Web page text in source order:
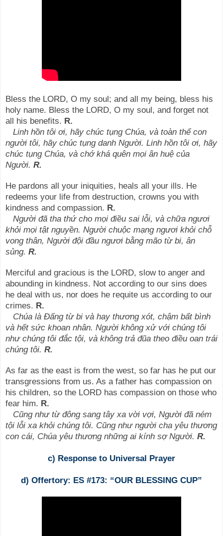
Bless the LORD, O my soul; and all my being, bless his
holy name. Bless the LORD, O my soul, and forget not
all his benefits. R.
Linh hồn tôi ơi, hãy chúc tụng Chúa, và toàn thể con
người tôi, hãy chúc tụng danh Người. Linh hồn tôi ơi, hãy
chúc tụng Chúa, và chớ khá quên mọi ân huệ của
Người. R.
He pardons all your iniquities, heals all your ills. He
redeems your life from destruction, crowns you with
kindness and compassion. R.
Người đã tha thứ cho mọi điều sai lỗi, và chữa ngươi
khỏi mọi tật nguyền. Người chuộc mạng ngươi khỏi chỗ
vong thân, Người đội đầu ngươi bằng mão từ bi, ân
sủng. R.
Merciful and gracious is the LORD, slow to anger and
abounding in kindness. Not according to our sins does
he deal with us, nor does he requite us according to our
crimes. R.
Chúa là Đấng từ bi và hay thương xót, chậm bất bình
và hết sức khoan nhân. Người không xử với chúng tôi
như chúng tôi đắc tội, và không trả đũa theo điều oan trái
chúng tôi. R.
As far as the east is from the west, so far has he put our
transgressions from us. As a father has compassion on
his children, so the LORD has compassion on those who
fear him. R.
Cũng như từ đông sang tây xa vời vợi, Người đã ném
tội lỗi xa khỏi chúng tôi. Cũng như người cha yêu thương
con cái, Chúa yêu thương những ai kính sợ Người. R.
c) Response to Universal Prayer
d) Offertory: ES #173: “OUR BLESSING CUP”